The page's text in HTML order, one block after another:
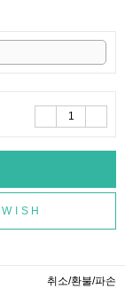
WISH
취소/환불/파손